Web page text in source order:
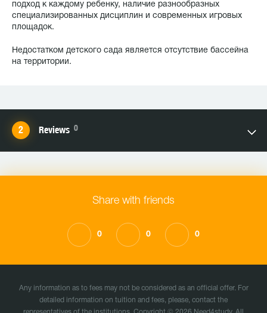
подход к каждому ребенку, наличие разнообразных
специализированных дисциплин и современных игровых
площадок.
Недостатком детского сада является отсутствие бассейна
на территории.
Reviews 0
Share with friends
0 0 0
Any information as to fees may not be considered as an official offer. For
detailed information on tuition and fees, please, contact the